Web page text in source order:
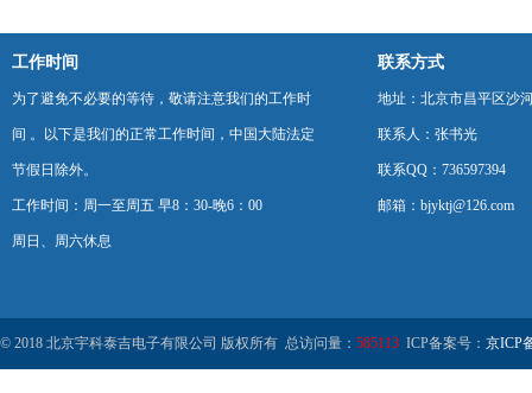
工作时间
为了避免不必要的等待，敬请注意我们的工作时
间 。以下是我们的正常工作时间，中国大陆法定
节假日除外。
工作时间：周一至周五 早8：30-晚6：00
周日、周六休息
联系方式
地址：北京市昌平区沙
联系人：张书光
联系QQ：736597394
邮箱：bjyktj@126.com
© 2018 北京宇科泰吉电子有限公司 版权所有 总访问量： 585113 ICP备案号： 京ICP